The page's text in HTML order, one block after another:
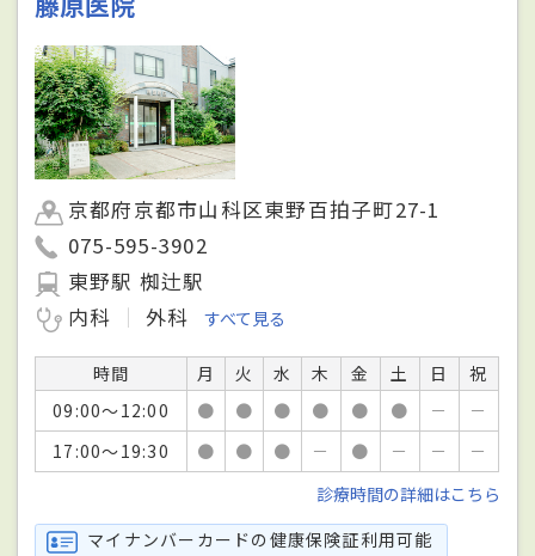
京都府京都市山科区東野百拍子町27-1
075-595-3902
東野駅 椥辻駅
内科
外科 すべて見る
時間 月 火 水 木 金 土 日
祝
09:00～12:00
● ● ● ● ● ● －
－
17:00～19:30
● ● ● － ● － －
－
診療時間の詳細はこちら
マイナンバーカードの健康保険証利用可能